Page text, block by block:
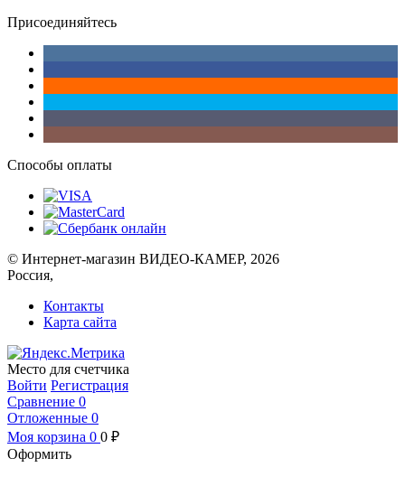
Присоединяйтесь
Способы оплаты
© Интернет-магазин ВИДЕО-КАМЕР, 2026
Россия,
Контакты
Карта сайта
Место для счетчика
Войти Регистрация
Сравнение 0
Отложенные 0
Моя корзина 0 0 ₽
Оформить